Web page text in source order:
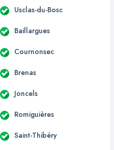
Usclas-du-Bosc
Baillargues
Cournonsec
Brenas
Joncels
Romiguières
Saint-Thibéry